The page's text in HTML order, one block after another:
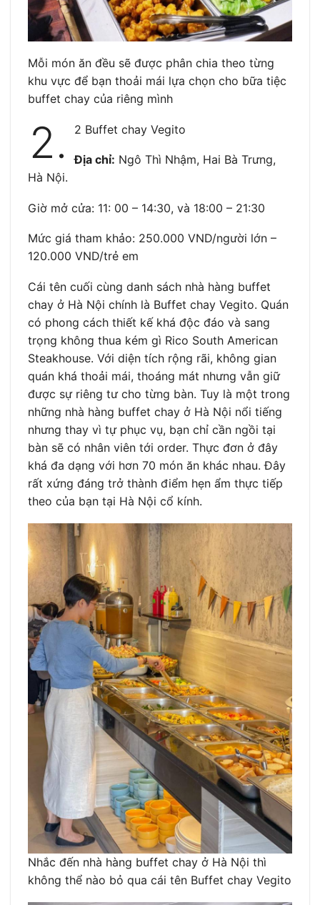
Mỗi món ăn đều sẽ được phân chia theo từng
khu vực để bạn thoải mái lựa chọn cho bữa tiệc
buffet chay của riêng mình
2. 2 Buffet chay Vegito
Địa chỉ: Ngô Thì Nhậm, Hai Bà Trưng,
Hà Nội.
Giờ mở cửa: 11: 00 – 14:30, và 18:00 – 21:30
Mức giá tham khảo: 250.000 VND/người lớn –
120.000 VND/trẻ em
Cái tên cuối cùng danh sách nhà hàng buffet
chay ở Hà Nội chính là Buffet chay Vegito. Quán
có phong cách thiết kế khá độc đáo và sang
trọng không thua kém gì Rico South American
Steakhouse. Với diện tích rộng rãi, không gian
quán khá thoải mái, thoáng mát nhưng vẫn giữ
được sự riêng tư cho từng bàn. Tuy là một trong
những nhà hàng buffet chay ở Hà Nội nổi tiếng
nhưng thay vì tự phục vụ, bạn chỉ cần ngồi tại
bàn sẽ có nhân viên tới order. Thực đơn ở đây
khá đa dạng với hơn 70 món ăn khác nhau. Đây
rất xứng đáng trở thành điểm hẹn ẩm thực tiếp
theo của bạn tại Hà Nội cổ kính.
Nhắc đến nhà hàng buffet chay ở Hà Nội thì
không thể nào bỏ qua cái tên Buffet chay Vegito